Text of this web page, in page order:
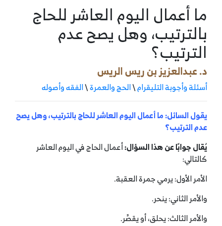
ما أعمال اليوم العاشر للحاج
بالترتيب، وهل يصح عدم
الترتيب؟
د. عبدالعزيز بن ريس الريس
أسئلة وأجوبة التليقرام\الحج والعمرة\الفقه وأصوله
يقول السائل: ما أعمال اليوم العاشر للحاج بالترتيب، وهل يصح
عدم الترتيب؟
يُقال جوابًا عن هذا السؤال:أعمال الحاج في اليوم العاشر
كالتالي:
الأمر الأول: يرمي جمرة العقبة.
والأمر الثاني: ينحر.
والأمر الثالث: يحلق، أو يقصِّر.